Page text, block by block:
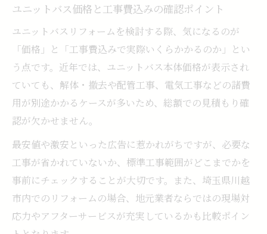
ユニットバス価格と工事費込みの確認ポイント
ユニットバスリフォームを検討する際、気になるのが
「価格」と「工事費込みで実際いくらかかるのか」とい
う点です。近年では、ユニットバス本体価格が表示され
ていても、解体・撤去や配管工事、電気工事などの諸費
用が別途かかるケースが多いため、総額での見積もり確
認が欠かせません。
最安値や激安といった広告に惹かれがちですが、必要な
工事が省かれていないか、標準工事範囲がどこまでかを
事前にチェックすることが大切です。また、埼玉県川越
市内でのリフォームの場合、地元業者ならではの現場対
応力やアフターサービスが充実しているかも比較ポイン